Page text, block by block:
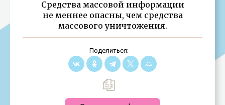
Средства массовой информации
не меннее опасны, чем средства
массового уничтожения.
Поделиться: